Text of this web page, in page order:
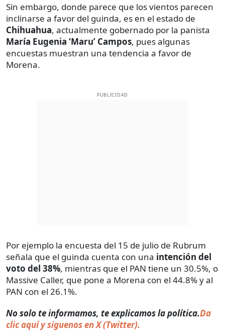
Sin embargo, donde parece que los vientos parecen
inclinarse a favor del guinda, es en el estado de
Chihuahua, actualmente gobernado por la panista
María Eugenia ‘Maru’ Campos, pues algunas
encuestas muestran una tendencia a favor de
Morena.
PUBLICIDAD
Por ejemplo la encuesta del 15 de julio de Rubrum
señala que el guinda cuenta con una intención del
voto del 38%, mientras que el PAN tiene un 30.5%, o
Massive Caller, que pone a Morena con el 44.8% y al
PAN con el 26.1%.
No solo te informamos, te explicamos la política.Da
clic aquí y siguenos en X (Twitter).